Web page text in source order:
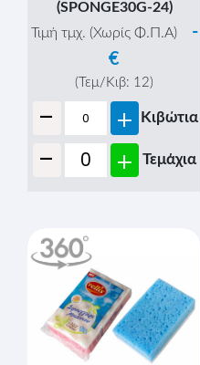
(SPONGE30G-24)
Τιμή τμχ. (Χωρίς Φ.Π.Α)
-
€
(Τεμ/Κιβ: 12)
- + Κιβώτια
- + Τεμάχια